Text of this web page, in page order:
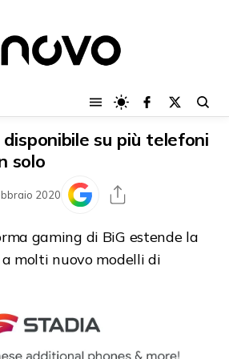
su più telefoni
solo
2020
gaming di BiG estende la
molti nuovo modelli di